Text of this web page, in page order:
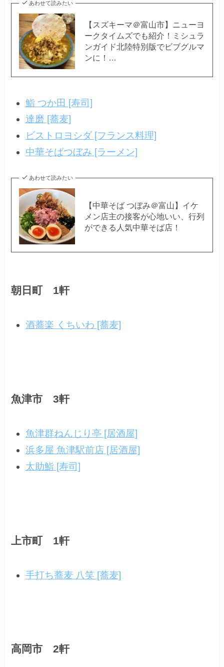
あわせて読みたい
【スズキーマ＠富山市】ニューヨ
ークタイムズでも紹介！ミシュラ
ンガイド北陸特別版でビブグルマ
ンに！…
鮨 つか田 [寿司]
達磨 [蕎麦]
ビストロヨシダ [フランス料理]
中華そばつぼみ [ラーメン]
あわせて読みたい
【中華そば つぼみ＠富山】イケ
メン店主の接客が心地いい、行列
ができる人気中華そば店！
朝日町 1軒
酒蕎楽 くちいわ [蕎麦]
魚津市 3軒
魚津群ねんじり亭 [居酒屋]
浜多屋 魚津駅前店 [居酒屋]
太助鮨 [寿司]
上市町 1軒
手打ち蕎麦 八笑 [蕎麦]
高岡市 2軒